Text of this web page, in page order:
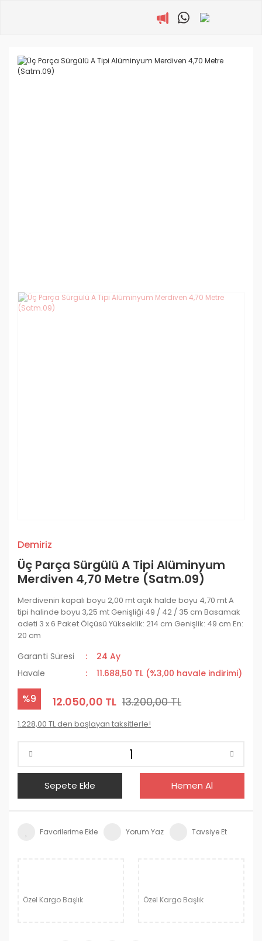
Demiriz
Üç Parça Sürgülü A Tipi Alüminyum
Merdiven 4,70 Metre (Satm.09)
Merdivenin kapalı boyu 2,00 mt açık halde boyu 4,70 mt A
tipi halinde boyu 3,25 mt Genişliği 49 / 42 / 35 cm Basamak
adeti 3 x 6 Paket Ölçüsü Yükseklik: 214 cm Genişlik: 49 cm En:
20 cm
Garanti Süresi
24 Ay
Havale
11.688,50 TL (%3,00 havale indirimi)
%9 12.050,00 TL 13.200,00 TL
1.228,00 TL den başlayan taksitlerle!
Sepete Ekle Hemen Al
Yorum Yaz Tavsiye Et
Özel Kargo Başlık Özel Kargo Başlık